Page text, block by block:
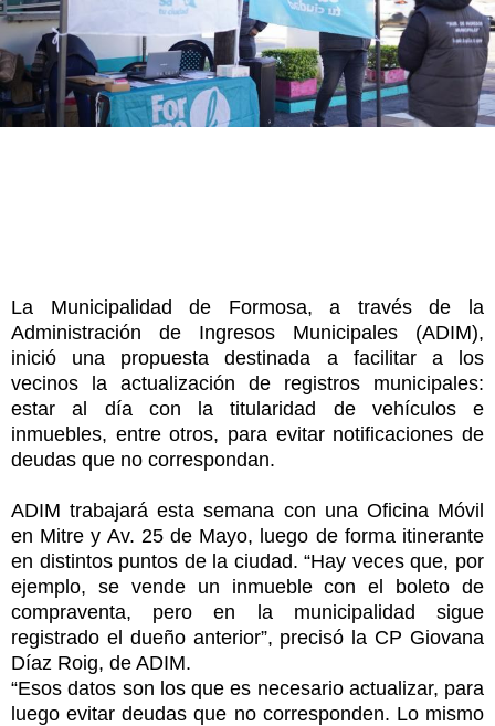
La Municipalidad de Formosa, a través de la
Administración de Ingresos Municipales (ADIM),
inició una propuesta destinada a facilitar a los
vecinos la actualización de registros municipales:
estar al día con la titularidad de vehículos e
inmuebles, entre otros, para evitar notificaciones de
deudas que no correspondan.
ADIM trabajará esta semana con una Oficina Móvil
en Mitre y Av. 25 de Mayo, luego de forma itinerante
en distintos puntos de la ciudad. “Hay veces que, por
ejemplo, se vende un inmueble con el boleto de
compraventa, pero en la municipalidad sigue
registrado el dueño anterior”, precisó la CP Giovana
Díaz Roig, de ADIM.
“Esos datos son los que es necesario actualizar, para
luego evitar deudas que no corresponden. Lo mismo